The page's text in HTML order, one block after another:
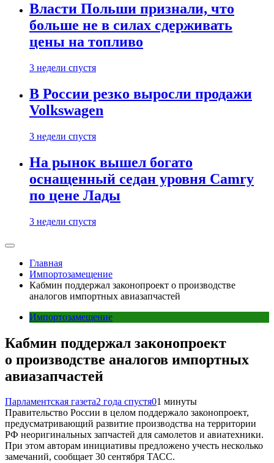
Власти Польши признали, что
больше не в силах сдерживать
цены на топливо
3 недели спустя
В России резко выросли продажи
Volkswagen
3 недели спустя
На рынок вышел богато
оснащенный седан уровня Camry
по цене Лады
3 недели спустя
Главная
Импортозамещение
Кабмин поддержал законопроект о производстве
аналогов импортных авиазапчастей
Импортозамещение
Кабмин поддержал законопроект
о производстве аналогов импортных
авиазапчастей
Парламентская газета2 года спустя01 минуты
Правительство России в целом поддержало законопроект,
предусматривающий развитие производства на территории
РФ неоригинальных запчастей для самолетов и авиатехники.
При этом авторам инициативы предложено учесть несколько
замечаний, сообщает 30 сентября ТАСС.